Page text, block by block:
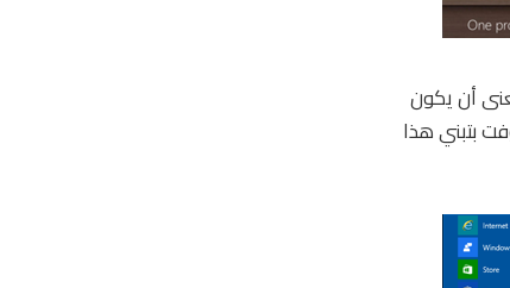
، بمعنى أن يكون
2015 ستقوم مايكروسوفت بتبني هذا